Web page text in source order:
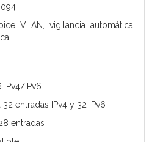
VLAN, vigilancia automática,
IPv4/IPv6
32 entradas IPv4 y 32 IPv6
entradas